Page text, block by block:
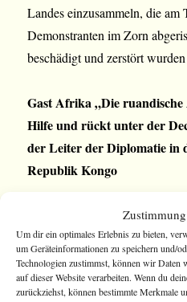
Um dir ein optimales Erlebnis zu bieten,
um Geräteinformationen zu speichern und/
Technologien zustimmst, können wir Daten
auf dieser Website verarbeiten. Wenn du
zurückziehst, können bestimmte Merkmale
Landes einzusammeln, die am
Demonstranten im Zorn
beschädigt und zerstört
Gast Afrika „Die
Hilfe und rückt unter der
der Leiter der Diplomatie in
Republik Kongo
Im Osten der
Lage nach wie vor sehr
demonstrierten mehrere
gegen Ruanda. Kigali wird